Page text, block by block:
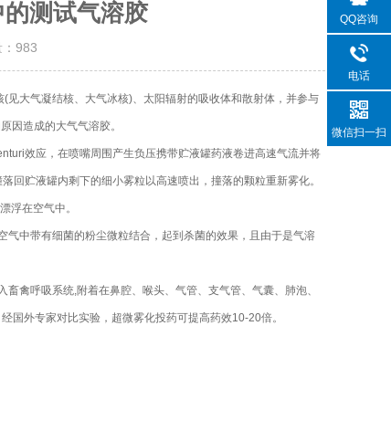
测试气溶胶
983
大气凝结核、大气冰核)、太阳辐射的吸收体和散射体，并参与
因造成的大气气溶胶。
效应，在喷嘴周围产生负压携带贮液罐药液卷进高速气流并将
回贮液罐内剩下的细小雾粒以高速喷出，撞落的颗粒重新雾化。
浮在空气中。
中带有细菌的粉尘微粒结合，起到杀菌的效果，且由于是气溶
呼吸系统,附着在鼻腔、喉头、气管、支气管、气囊、肺泡、
国外专家对比实验，超微雾化投药可提高药效10-20倍。
QQ咨询
电话
微信扫一扫